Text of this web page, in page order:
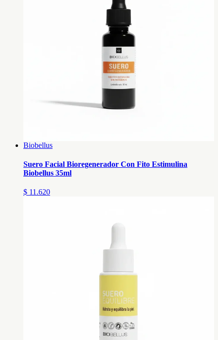
Biobellus
Suero Facial Bioregenerador Con Fito Estimulina
Biobellus 35ml
$ 11.620